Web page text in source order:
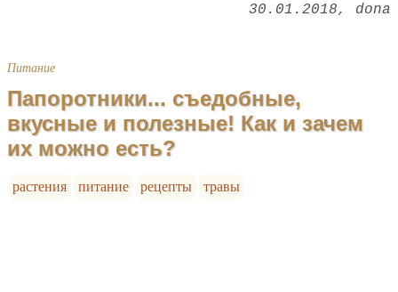
30.01.2018 dona
Питание
Папоротники... съедобные,
вкусные и полезные! Как и зачем
их можно есть?
растения питание рецепты травы